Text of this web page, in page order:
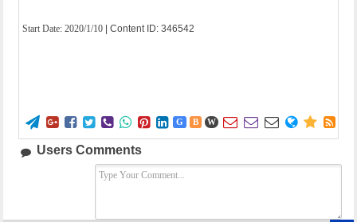
Start Date: 2020/1/10 | Content ID: 346542
        G B W      
Users Comments